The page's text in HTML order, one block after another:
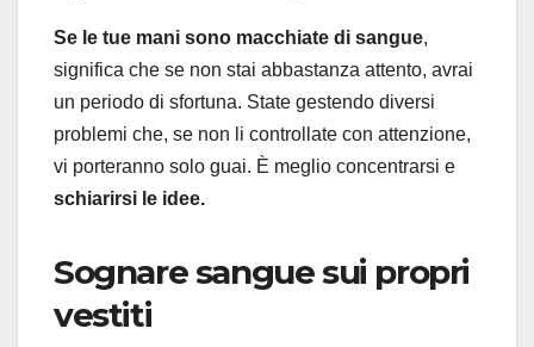
Se le tue mani sono macchiate di sangue,
significa che se non stai abbastanza attento, avrai
un periodo di sfortuna. State gestendo diversi
problemi che, se non li controllate con attenzione,
vi porteranno solo guai. È meglio concentrarsi e
schiarirsi le idee.
Sognare sangue sui propri
vestiti